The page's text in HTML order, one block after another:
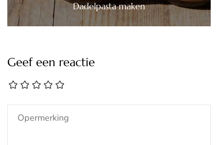
Dadelpasta maken
Geef een reactie